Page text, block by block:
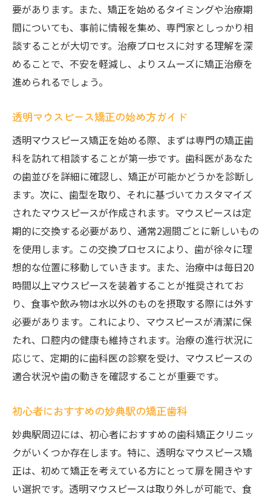
要があります。また、矯正を始めるタイミングや治療期
間についても、事前に情報を集め、専門家としっかり相
談することが大切です。治療プロセスに対する理解を深
めることで、不安を軽減し、よりスムーズに矯正治療を
進められるでしょう。
透明マウスピース矯正の始め方ガイド
透明マウスピース矯正を始める際、まずは専門の矯正歯
科を訪れて相談することが第一歩です。歯科医があなた
の歯並びを詳細に確認し、矯正が可能かどうかを診断し
ます。次に、歯型を取り、それに基づいてカスタマイズ
されたマウスピースが作成されます。マウスピースは定
期的に交換する必要があり、通常2週間ごとに新しいもの
を使用します。この交換プロセスにより、歯が徐々に理
想的な位置に移動していきます。また、治療中は毎日20
時間以上マウスピースを装着することが推奨されてお
り、食事や飲み物は水以外のものを摂取する際には外す
必要があります。これにより、マウスピースが清潔に保
たれ、口腔内の健康も維持されます。治療の進行状況に
応じて、定期的に歯科医の診察を受け、マウスピースの
適合状況や歯の動きを確認することが重要です。
初心者におすすめの妙典駅の矯正歯科
妙典駅周辺には、初心者におすすめの歯科矯正クリニッ
クがいくつか存在します。特に、透明なマウスピース矯
正は、初めて矯正を考えている方にとって扉を開きやす
い選択です。透明マウスピースは取り外しが可能で、食